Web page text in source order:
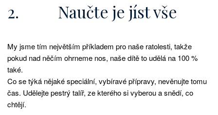
2. Naučte je jíst vše
My jsme tím největším příkladem pro naše ratolesti, takže
pokud nad něčím ohrneme nos, naše dítě to udělá na 100 %
také.
Co se týká nějaké speciální, vybíravé přípravy, nevěnujte tomu
čas. Udělejte pestrý talíř, ze kterého si vyberou a snědí, co
chtějí.